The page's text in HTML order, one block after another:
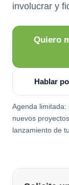
involucrar y
Quiero
Hablar
Agenda
nuevos
lanzamiento de